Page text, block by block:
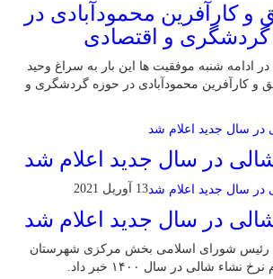
و کارآفرین محمودآبادی در
و اقتصادی
: در ادامه شنبه موفقیت ها این بار به سراغ وحید
و کارآفرین محمودآبادی در حوزه گردشگری و
در سال جدید اعلام شد
13 آوریل 2021
در سال جدید اعلام شد
/ رئیس شورای اسلامی بخش مرکزی شهرستان
نشاء شالی در سال ۱۴۰۰ خبر داد.